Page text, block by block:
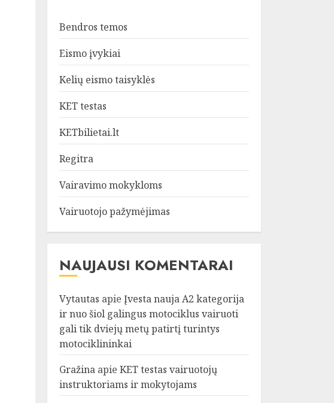
Bendros temos
Eismo įvykiai
Kelių eismo taisyklės
KET testas
KETbilietai.lt
Regitra
Vairavimo mokykloms
Vairuotojo pažymėjimas
NAUJAUSI KOMENTARAI
Vytautas apieĮvesta nauja A2 kategorija
ir nuo šiol galingus motociklus vairuoti
gali tik dviejų metų patirtį turintys
motociklininkai
Gražina apieKET testas vairuotojų
instruktoriams ir mokytojams